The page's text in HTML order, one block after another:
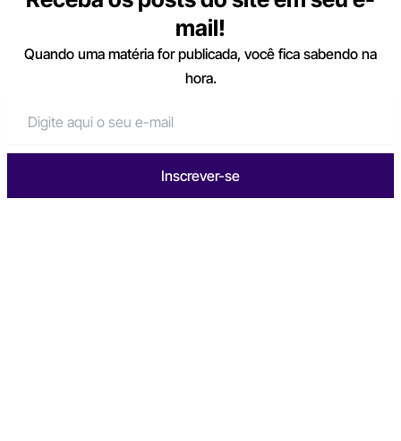
mail!
Quando uma matéria for publicada, você fica sabendo na
hora.
Inscrever-se